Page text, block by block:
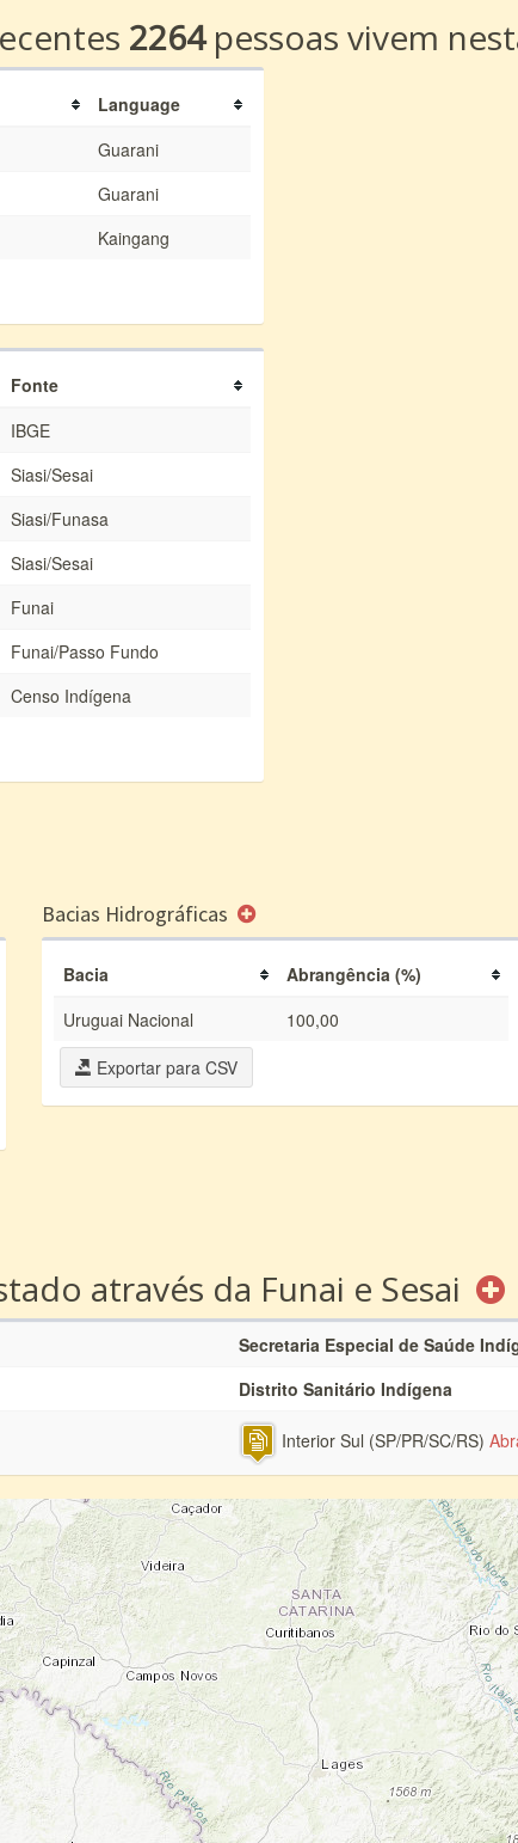
2264pessoas vivem
Language
Guarani
Guarani
Kaingang
Fonte
IBGE
Siasi/Sesai
Siasi/Funasa
Siasi/Sesai
Funai
Funai/Passo Fundo
Censo Indígena
Bacias Hidrográficas
Bacia
Abrangência (%)
Uruguai Nacional
100,00
Exportar para CSV
através da Funai e Sesai
Secretaria Especial de Saúde
Distrito Sanitário Indígena
Interior Sul (SP/PR/SC/RS)